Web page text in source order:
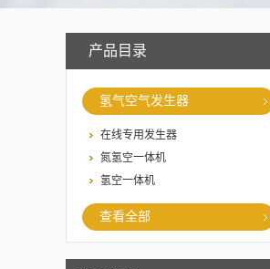
产品目录
氢气空气发生器
在线专用发生器
氮氢空一体机
氢空一体机
查看全部